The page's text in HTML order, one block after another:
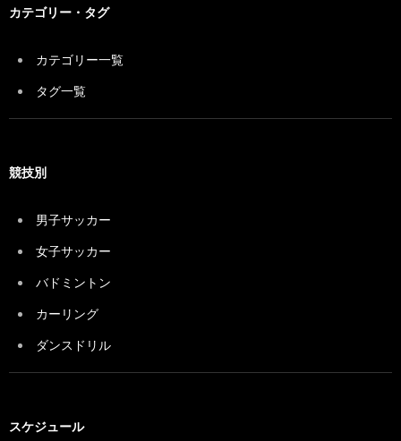
カテゴリー・タグ
カテゴリー一覧
タグ一覧
競技別
男子サッカー
女子サッカー
バドミントン
カーリング
ダンスドリル
スケジュール